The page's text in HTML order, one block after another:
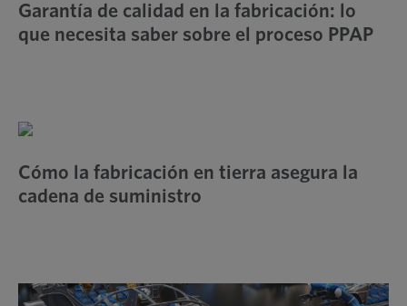
Garantía de calidad en la fabricación: lo
que necesita saber sobre el proceso PPAP
Cómo la fabricación en tierra asegura la
cadena de suministro